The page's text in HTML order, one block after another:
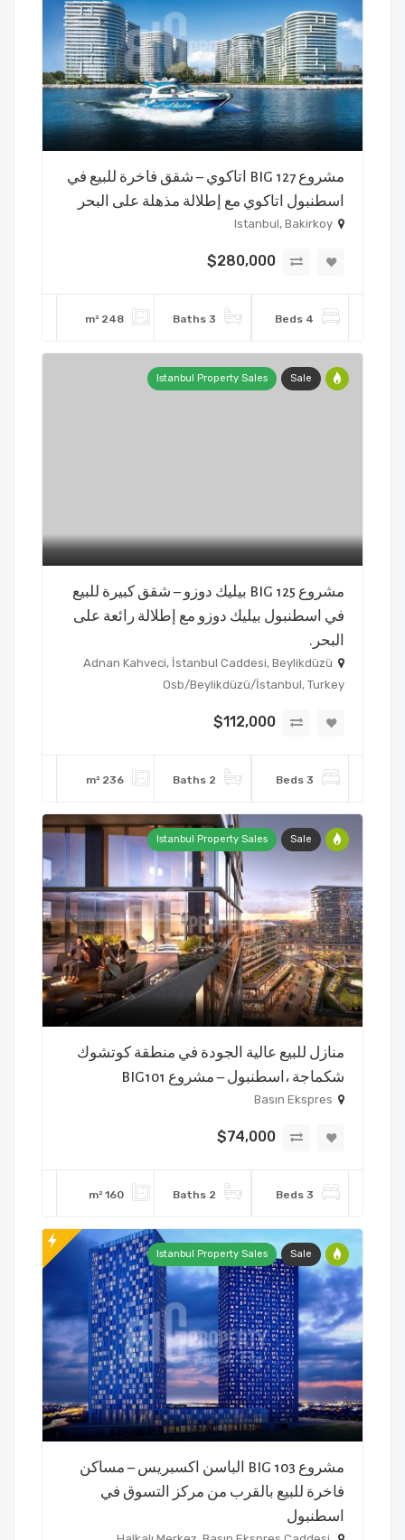
مشروع BIG 127 اتاكوي – شقق فاخرة للبيع في
اسطنبول اتاكوي مع إطلالة مذهلة على البحر
$280,000
4 Beds
3 Baths
248 m²
Sale
Istanbul Property Sales
مشروع BIG 125 بيليك دوزو – شقق كبيرة للبيع
في اسطنبول بيليك دوزو مع إطلالة رائعة على
البحر.
Adnan Kahveci, İstanbul Caddesi, Beylikdüzü
Osb/Beylikdüzü/İstanbul, Turkey
$112,000
3 Beds
2 Baths
236 m²
Sale
Istanbul Property Sales
منازل للبيع عالية الجودة في منطقة كوتشوك
شكماجة ،اسطنبول – مشروع BIG101
$74,000
3 Beds
2 Baths
160 m²
Sale
Istanbul Property Sales
مشروع BIG 103 الباسن اكسبريس – مساكن
فاخرة للبيع بالقرب من مركز التسوق في
اسطنبول